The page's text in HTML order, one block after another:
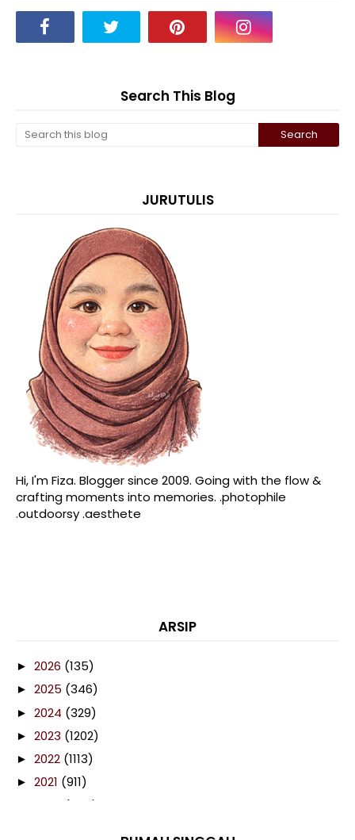
Search This Blog
JURUTULIS
Hi, I'm Fiza. Blogger since 2009. Going with the flow &
crafting moments into memories. .photophile
.outdoorsy .aesthete
ARSIP
► 2026 (135)
► 2025 (346)
► 2024 (329)
► 2023 (1202)
► 2022 (1113)
► 2021 (911)
(460)